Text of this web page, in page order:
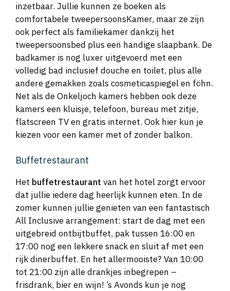
inzetbaar. Jullie kunnen ze boeken als
comfortabele tweepersoonsKamer, maar ze zijn
ook perfect als familiekamer dankzij het
tweepersoonsbed plus een handige slaapbank. De
badkamer is nog luxer uitgevoerd met een
volledig bad inclusief douche en toilet, plus alle
andere gemakken zoals cosmeticaspiegel en föhn.
Net als de Onkeljoch kamers hebben ook deze
kamers een kluisje, telefoon, bureau met zitje,
flatscreen TV en gratis internet. Ook hier kun je
kiezen voor een kamer met of zonder balkon.
Buffetrestaurant
Het buffetrestaurant van het hotel zorgt ervoor
dat jullie iedere dag heerlijk kunnen eten. In de
zomer kunnen jullie genieten van een fantastisch
All Inclusive arrangement: start de dag met een
uitgebreid ontbijtbuffet, pak tussen 16:00 en
17:00 nog een lekkere snack en sluit af met een
rijk dinerbuffet. En het allermooiste? Van 10:00
tot 21:00 zijn alle drankjes inbegrepen –
frisdrank, bier en wijn! ’s Avonds kun je nog